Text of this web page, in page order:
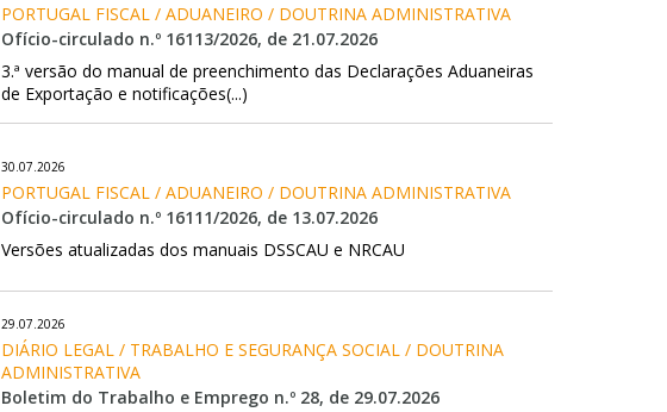
PORTUGAL FISCAL / ADUANEIRO / DOUTRINA ADMINISTRATIVA
Ofício-circulado n.º 16113/2026, de 21.07.2026
3.ª versão do manual de preenchimento das Declarações Aduaneiras
de Exportação e notificações(...)
30.07.2026
PORTUGAL FISCAL / ADUANEIRO / DOUTRINA ADMINISTRATIVA
Ofício-circulado n.º 16111/2026, de 13.07.2026
Versões atualizadas dos manuais DSSCAU e NRCAU
29.07.2026
DIÁRIO LEGAL / TRABALHO E SEGURANÇA SOCIAL / DOUTRINA
ADMINISTRATIVA
Boletim do Trabalho e Emprego n.º 28, de 29.07.2026